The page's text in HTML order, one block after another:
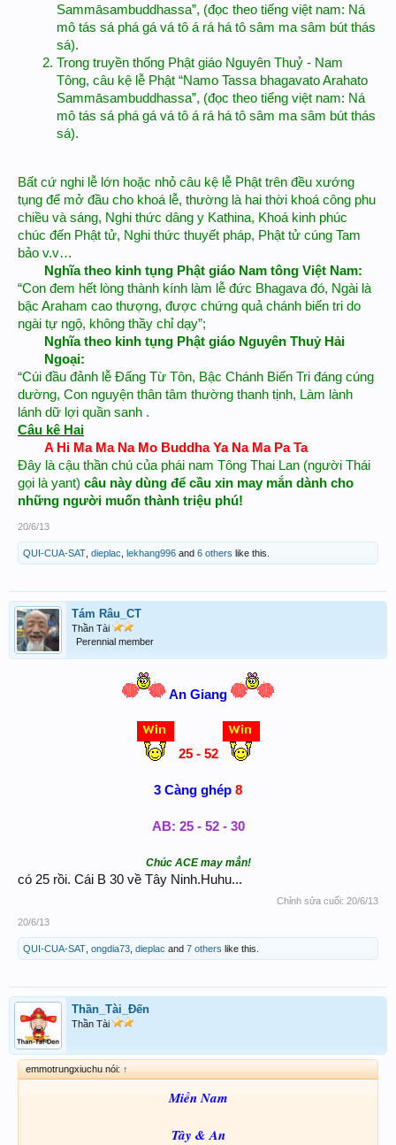
Sammāsambuddhassa”, (đọc theo tiếng việt nam: Ná
mô tás sá phá gá vá tô á rá há tô sâm ma sâm bút thás
sá).
Trong truyền thống Phật giáo Nguyên Thuỷ - Nam
Tông, câu kệ lễ Phật “Namo Tassa bhagavato Arahato
Sammāsambuddhassa”, (đọc theo tiếng việt nam: Ná
mô tás sá phá gá vá tô á rá há tô sâm ma sâm bút thás
sá).
Bất cứ nghi lễ lớn hoặc nhỏ câu kệ lễ Phật trên đều xướng
tụng để mở đầu cho khoá lễ, thường là hai thời khoá công phu
chiều và sáng, Nghi thức dâng y Kathina, Khoá kinh phúc
chúc đến Phật tử, Nghi thức thuyết pháp, Phật tử cúng Tam
bảo v.v…
Nghĩa theo kinh tụng Phật giáo Nam tông Việt Nam:​
“Con đem hết lòng thành kính làm lễ đức Bhagava đó, Ngài là
bậc Araham cao thượng, được chứng quả chánh biến tri do
ngài tự ngộ, không thầy chỉ dạy”;
Nghĩa theo kinh tụng Phật giáo Nguyên Thuỷ Hải
Ngoại:
“Cúi đầu đảnh lễ Đấng Từ Tôn, Bậc Chánh Biến Tri đáng cúng
dường, Con nguyện thân tâm thường thanh tịnh, Làm lành
lánh dữ lợi quần sanh .
Câu kê Hai
A Hi Ma Ma Na Mo Buddha Ya Na Ma Pa Ta​
Đây là cậu thần chú của phái nam Tông Thai Lan (người Thái
gọi là yant) câu này dùng để cầu xin may mắn dành cho
những người muốn thành triệu phú!
20/6/13
QUI-CUA-SAT dieplac lekhang996 and 6 others like this.
Tám Râu_CT
Thần Tài
Perennial member
An Giang
25 - 52
3 Càng ghép 8
AB: 25 - 52 - 30
Chúc ACE may mắn!
có 25 rồi. Cái B 30 về Tây Ninh.Huhu...
Chỉnh sửa cuối: 20/6/13
20/6/13
QUI-CUA-SAT ongdia73 dieplac and 7 others like this.
Thần_Tài_Đến
Thần Tài
emmotrungxiuchu nói: ↑
Miền Nam
Tây & An